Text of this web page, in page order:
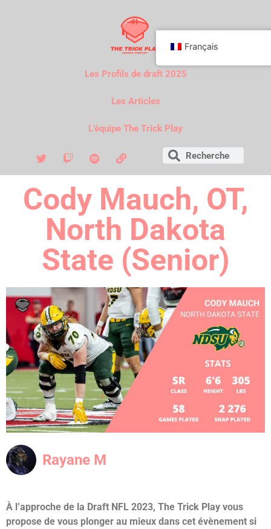
Les Profils de draft 2025
Les Articles
L'équipe The Trick Play
Cody Mauch, OT,
North Dakota
State (Senior)
Rayane M
À l’approche de la Draft NFL 2023, The Trick Play vous
propose de vous plonger au mieux dans cet évènement si
Français